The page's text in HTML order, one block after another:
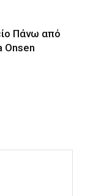
Πάνω από
Onsen